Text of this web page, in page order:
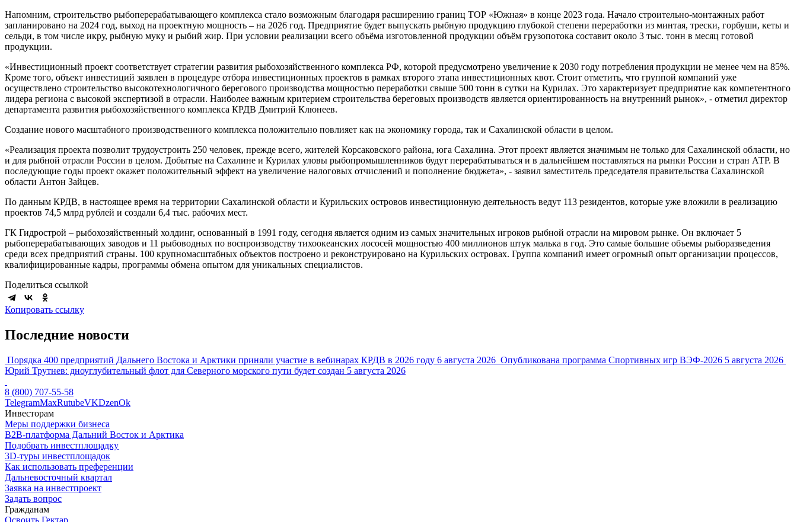
Напомним, строительство рыбоперерабатывающего комплекса стало возможным благодаря расширению границ ТОР «Южная» в конце 2023 года. Начало строительно-монтажных работ
запланировано на 2024 год, выход на проектную мощность – на 2026 год. Предприятие будет выпускать рыбную продукцию глубокой степени переработки из минтая, трески, горбуши, кеты и
сельди, в том числе икру, рыбную муку и рыбий жир. При условии реализации всего объёма изготовленной продукции объём грузопотока составит около 3 тыс. тонн в месяц готовой
продукции.
«Инвестиционный проект соответствует стратегии развития рыбохозяйственного комплекса РФ, которой предусмотрено увеличение к 2030 году потребления продукции не менее чем на 85%.
Кроме того, объект инвестиций заявлен в процедуре отбора инвестиционных проектов в рамках второго этапа инвестиционных квот. Стоит отметить, что группой компаний уже
осуществлено строительство высокотехнологичного берегового производства мощностью переработки свыше 500 тонн в сутки на Курилах. Это характеризует предприятие как компетентного
лидера региона с высокой экспертизой в отрасли. Наиболее важным критерием строительства береговых производств является ориентированность на внутренний рынок», - отметил директор
департамента развития рыбохозяйственного комплекса КРДВ Дмитрий Клюнеев.
Создание нового масштабного производственного комплекса положительно повлияет как на экономику города, так и Сахалинской области в целом.
«Реализация проекта позволит трудоустроить 250 человек, прежде всего, жителей Корсаковского района, юга Сахалина. Этот проект является значимым не только для Сахалинской области, но
и для рыбной отрасли России в целом. Добытые на Сахалине и Курилах уловы рыбопромышленников будут перерабатываться и в дальнейшем поставляться на рынки России и стран АТР. В
последующие годы проект окажет положительный эффект на увеличение налоговых отчислений и пополнение бюджета», - заявил заместитель председателя правительства Сахалинской
области Антон Зайцев.
По данным КРДВ, в настоящее время на территории Сахалинской области и Курильских островов инвестиционную деятельность ведут 113 резидентов, которые уже вложили в реализацию
проектов 74,5 млрд рублей и создали 6,4 тыс. рабочих мест.
ГК Гидрострой – рыбохозяйственный холдинг, основанный в 1991 году, сегодня является одним из самых значительных игроков рыбной отрасли на мировом рынке. Он включает 5
рыбоперерабатывающих заводов и 11 рыбоводных по воспроизводству тихоокеанских лососей мощностью 400 миллионов штук малька в год. Это самые большие объемы рыборазведения
среди всех предприятий страны. 100 крупномасштабных объектов построено и реконструировано на Курильских островах. Группа компаний имеет огромный опыт организации процессов,
квалифицированные кадры, программы обмена опытом для уникальных специалистов.
Поделиться ссылкой
Копировать ссылку
Последние новости
Порядка 400 предприятий Дальнего Востока и Арктики приняли участие в вебинарах КРДВ в 2026 году 6 августа 2026 Опубликована программа Спортивных игр ВЭФ-2026 5 августа 2026
Юрий Трутнев: дноуглубительный флот для Северного морского пути будет создан 5 августа 2026
8 (800) 707-55-58
TelegramMaxRutubeVKDzenOk
Инвесторам
Меры поддержки бизнеса
B2B-платформа Дальний Восток и Арктика
Подобрать инвестплощадку
3D-туры инвестплощадок
Как использовать преференции
Дальневосточный квартал
Заявка на инвестпроект
Задать вопрос
Гражданам
Освоить Гектар